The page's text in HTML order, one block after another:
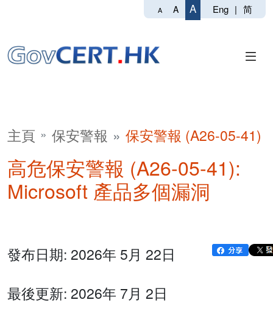
A A A Eng | 简
主頁 保安警報 保安警報 (A26-05-41)
高危保安警報 (A26-05-41):
Microsoft 產品多個漏洞
發布日期: 2026年 5月 22日
最後更新: 2026年 7月 2日